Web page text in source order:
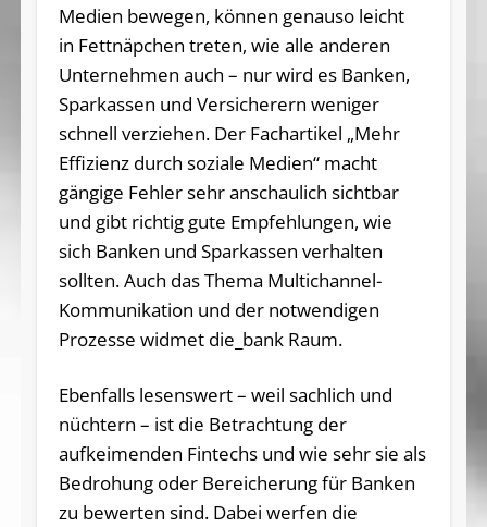
Medien bewegen, können genauso leicht
in Fettnäpchen treten, wie alle anderen
Unternehmen auch – nur wird es Banken,
Sparkassen und Versicherern weniger
schnell verziehen. Der Fachartikel „Mehr
Effizienz durch soziale Medien“ macht
gängige Fehler sehr anschaulich sichtbar
und gibt richtig gute Empfehlungen, wie
sich Banken und Sparkassen verhalten
sollten. Auch das Thema Multichannel-
Kommunikation und der notwendigen
Prozesse widmet die_bank Raum.
Ebenfalls lesenswert – weil sachlich und
nüchtern – ist die Betrachtung der
aufkeimenden Fintechs und wie sehr sie als
Bedrohung oder Bereicherung für Banken
zu bewerten sind. Dabei werfen die